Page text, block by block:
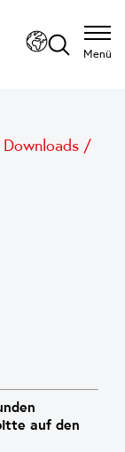
Menü
/
auf den